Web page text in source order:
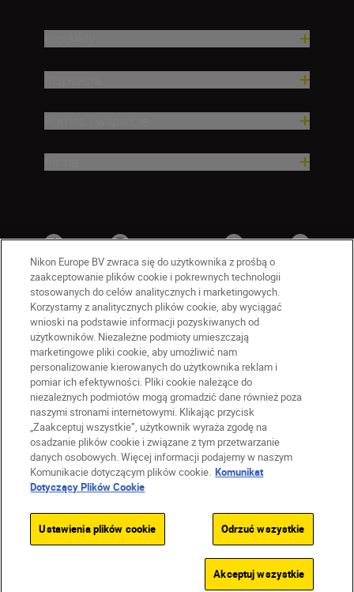
PL Nikon Sites
Skontaktuj się z nami
Oświadczenie dotyczące prywatności
Warunki użytkowania
Warunki korzystania z Nikon Store
Komunikat dotyczący plików cookie
Dostępność
Ustawienia plików cookie
© 2026 Nikon
SKIP
Nikon Europe BV zwraca się do użytkownika z prośbą o
zaakceptowanie plików cookie i pokrewnych technologii
stosowanych do celów analitycznych i marketingowych.
Korzystamy z analitycznych plików cookie, aby wyciągać
wnioski na podstawie informacji pozyskiwanych od
użytkowników. Niezależne podmioty umieszczają
marketingowe pliki cookie, aby umożliwić nam
personalizowanie kierowanych do użytkownika reklam i
pomiar ich efektywności. Pliki cookie należące do
niezależnych podmiotów mogą gromadzić dane również poza
naszymi stronami internetowymi. Klikając przycisk
„Zaakceptuj wszystkie”, użytkownik wyraża zgodę na
osadzanie plików cookie i związane z tym przetwarzanie
danych osobowych. Więcej informacji podajemy w naszym
Komunikacie dotyczącym plików cookie. Komunikat
Dotyczący Plików Cookie
Ustawienia plików cookie Odrzuć wszystkie
Akceptuj wszystkie